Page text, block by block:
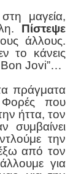
μαγεία,
Πίστεψε
άλλους.
το κάνεις
Bon Jovi”…
πράγματα
που
ήττα, τον
συμβαίνει
την
από τον
για